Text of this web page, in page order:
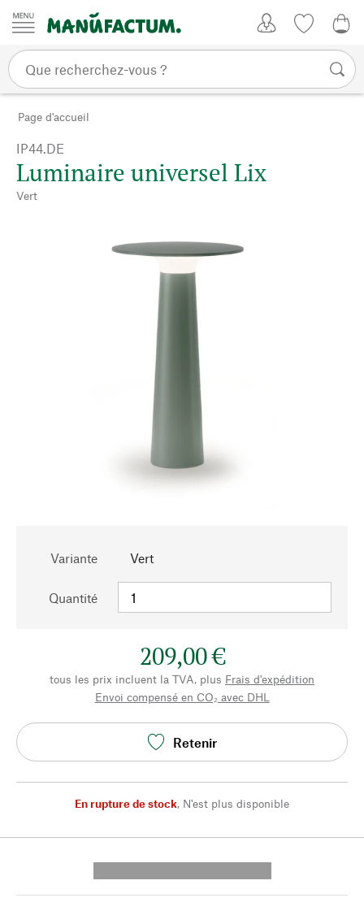
Passer au contenu
Page d'accueil
IP44.DE
Luminaire universel Lix
Vert
Variante Vert
Quantité
209,00 €
tous les prix incluent la TVA, plus Frais d'expédition
Envoi compensé en CO₂ avec DHL
Retenir
En rupture de stock, N'est plus disponible